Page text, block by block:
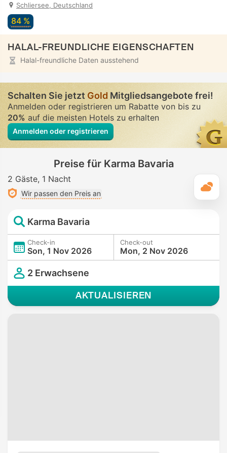
Schliersee, Deutschland
84 %
HALAL-FREUNDLICHE EIGENSCHAFTEN
Halal-freundliche Daten ausstehend
Schalten Sie jetztGold Mitgliedsangebote frei!
Anmelden oder registrieren um Rabatte von bis zu
20%auf die meisten Hotels zu erhalten
Anmelden oder registrieren
Preise für Karma Bavaria
2 Gäste 1 Nacht
Wir passen den Preis an
Karma Bavaria
Check-in
Son, 1 Nov 2026
Check-out
Mon, 2 Nov 2026
2 Erwachsene
AKTUALISIEREN